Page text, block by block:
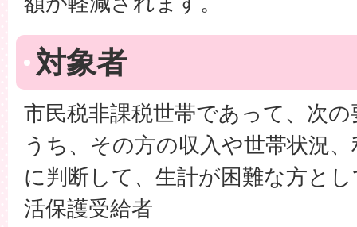
対象者
市民税非課税世帯であって、次
うち、その方の収入や世帯状況
に判断して、生計が困難な方と
活保護受給者